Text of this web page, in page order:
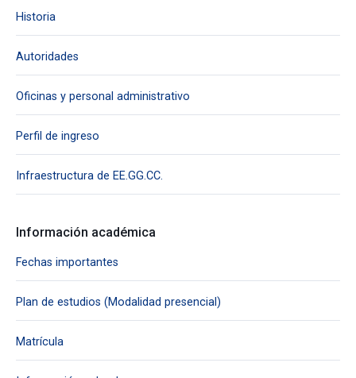
Historia
Autoridades
Oficinas y personal administrativo
Perfil de ingreso
Infraestructura de EE.GG.CC.
Información académica
Fechas importantes
Plan de estudios (Modalidad presencial)
Matrícula